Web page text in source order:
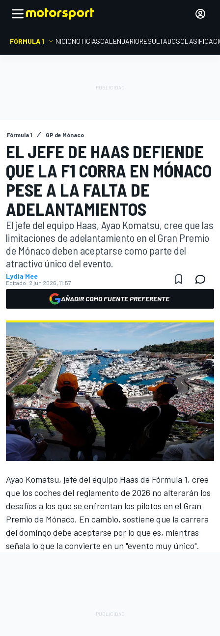
FÓRMULA 1 INICIONOTICIASCALENDARIORESULTADOS
Fórmula 1 GP de Mónaco
EL JEFE DE HAAS DEFIENDE
QUE LA F1 CORRA EN MÓNACO
PESE A LA FALTA DE
ADELANTAMIENTOS
El jefe del equipo Haas, Ayao Komatsu, cree que las
limitaciones de adelantamiento en el Gran Premio
de Mónaco deben aceptarse como parte del
atractivo único del evento.
Lydia Mee
Editado: 2 jun 2026, 11:57
AÑADIR COMO FUENTE PREFERENTE
Ayao Komatsu, jefe del equipo Haas de Fórmula 1, cree
que los coches del reglamento de 2026 no alterarán los
desafíos a los que se enfrentan los pilotos en el Gran
Premio de Mónaco. En cambio, sostiene que la carrera
del domingo debe aceptarse por lo que es, mientras
señala lo que la convierte en un "evento muy único".